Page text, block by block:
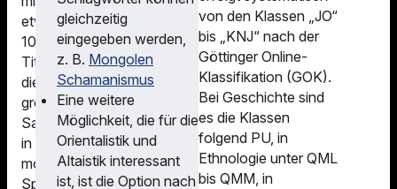
etwa
10.000
Titeln
die
größte
Sammlung
in
mongolischen
Sprachen
auch aus externen
Quellen.
Standardmäßig wird im
lokalen Bestand
gesucht; über die
Einstellungen lässt sich
der Suchraum
erweitern. Spezifische
Suchen nach Literatur
gleichzeitig
eingegeben werden,
z. B. Mongolen
Schamanismus
Eine weitere
Möglichkeit, die für die
Orientalistik und
Altaistik interessant
ist, ist die Option nach
von den Klassen „JO“
bis „KNJ“ nach der
Göttinger Online-
Klassifikation (GOK).
Bei Geschichte sind
es die Klassen
folgend PU, in
Ethnologie unter QML
bis QMM, in